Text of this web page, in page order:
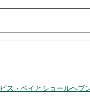
ス・ベイとショールヘブ